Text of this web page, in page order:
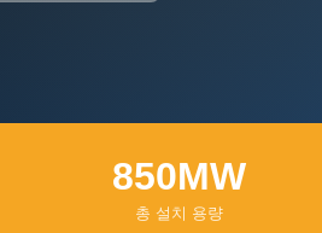
850MW
총 설치 용량